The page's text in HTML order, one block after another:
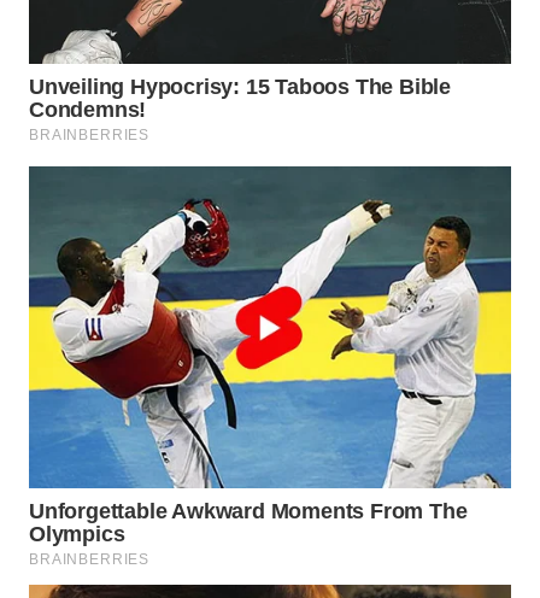
WN
SUKABUMI
WN
PRIANGAN
TIMUR
WN
SEMARANG
WN
WN
BOROBUDUR